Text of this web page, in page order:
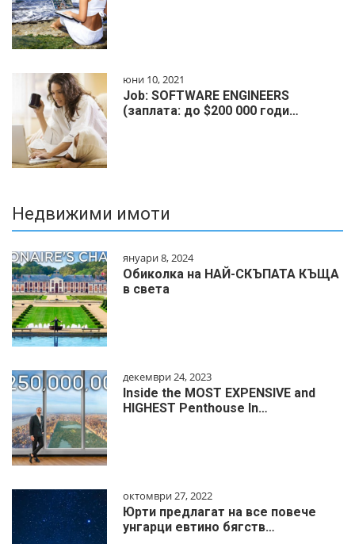
юни 10, 2021
Job: SOFTWARE ENGINEERS
(заплата: до $200 000 годи…
Недвижими имоти
януари 8, 2024
Обиколка на НАЙ-СКЪПАТА КЪЩА
в света
декември 24, 2023
Inside the MOST EXPENSIVE and
HIGHEST Penthouse In…
октомври 27, 2022
Юрти предлагат на все повече
унгарци евтино бягств…